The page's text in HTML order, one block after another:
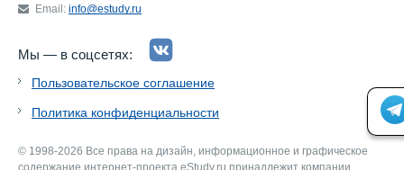
Email: info@estudy.ru
Мы — в соцсетях:
Пользовательское соглашение
Политика конфиденциальности
© 1998-2026 Все права на дизайн, информационное и графическое
содержание интернет-проекта eStudy.ru принадлежит компании